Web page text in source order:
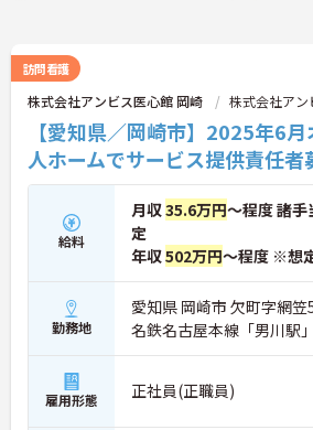
専門性を着実に深めていける環境が用意さ
★おすすめPOINT★
＜個別ＯＪＴとチーム連携で着実に成長！
・入職後はお一人おひとりの習熟度に合わ
のＯＪＴ研修を実施し、ｅラーニングを用
の機会も提供されます
・施設内には看護師が24時間常駐しており
の対応や専門的な医療処置は看護師が担当
負担が減ります
・介護スタッフと看護スタッフの比率が1
しやすく、初任者研修や実務者研修からでも
専門性を高められます
高く、急なシフト変更や無理な長時間勤務が
にくい人員体制です
・訪問スケジュールに沿って施設内でのケ
訪問看護
株式会社アンビス医心館 岡崎 株式会社アン
【愛知県／岡崎市】2025年6
人ホームでサービス提供責任者
給料
月収35.6万円～程度 諸
定
年収502万円～程度 ※想
勤務地
愛知県 岡崎市 欠町字網笠
名鉄名古屋本線「男川駅
雇用形態 正社員(正職員)